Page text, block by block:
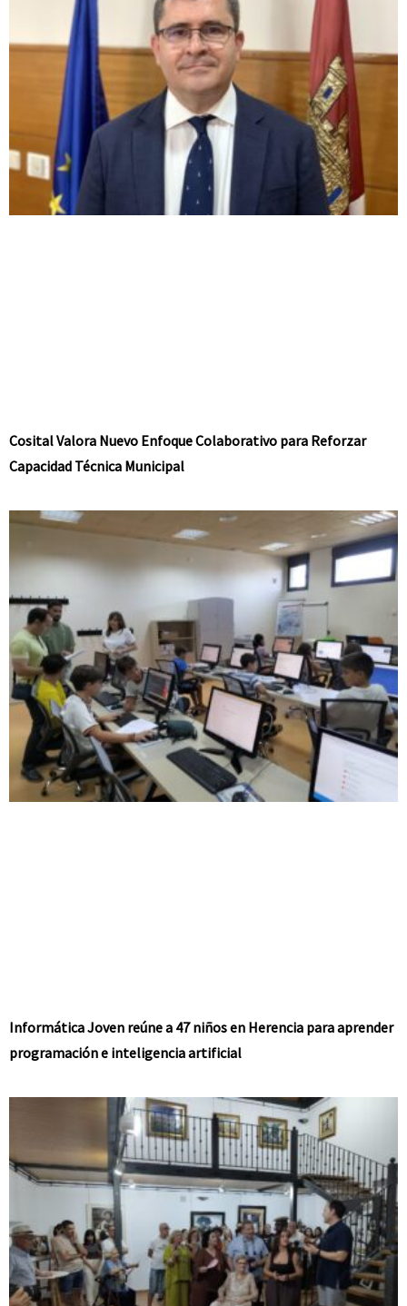
Cosital Valora Nuevo Enfoque Colaborativo para Reforzar
Capacidad Técnica Municipal
Informática Joven reúne a 47 niños en Herencia para aprender
programación e inteligencia artificial